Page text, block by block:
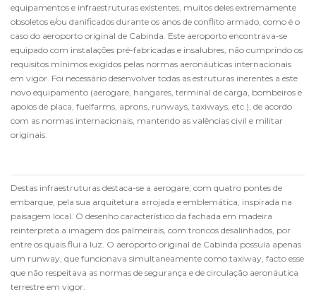
equipamentos e infraestruturas existentes, muitos deles extremamente
obsoletos e/ou danificados durante os anos de conflito armado, como é o
caso do aeroporto original de Cabinda. Este aeroporto encontrava-se
equipado com instalações pré-fabricadas e insalubres, não cumprindo os
requisitos mínimos exigidos pelas normas aeronáuticas internacionais
em vigor. Foi necessário desenvolver todas as estruturas inerentes a este
novo equipamento (aerogare, hangares, terminal de carga, bombeiros e
apoios de placa, fuelfarms, aprons, runways, taxiways, etc.), de acordo
com as normas internacionais, mantendo as valências civil e militar
originais.
Destas infraestruturas destaca-se a aerogare, com quatro pontes de
embarque, pela sua arquitetura arrojada e emblemática, inspirada na
paisagem local. O desenho característico da fachada em madeira
reinterpreta a imagem dos palmeirais, com troncos desalinhados, por
entre os quais flui a luz. O aeroporto original de Cabinda possuía apenas
um runway, que funcionava simultaneamente como taxiway, facto esse
que não respeitava as normas de segurança e de circulação aeronáutica
terrestre em vigor.